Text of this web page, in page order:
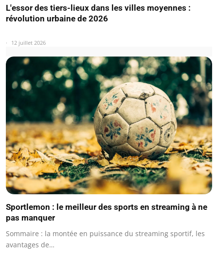
L'essor des tiers-lieux dans les villes moyennes :
révolution urbaine de 2026
12 juillet 2026
Sportlemon : le meilleur des sports en streaming à ne
pas manquer
Sommaire : la montée en puissance du streaming sportif, les
avantages de…